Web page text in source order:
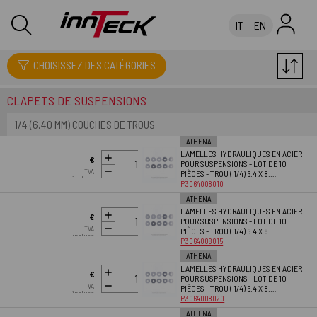
IT EN
SUSPENSIONS
CHOISISSEZ DES CATÉGORIES
CLAPETS DE SUSPENSIONS
1/4 (6,40 MM) COUCHES DE TROUS
ATHENA
LAMELLES HYDRAULIQUES EN ACIER
POUR SUSPENSIONS - LOT DE 10
PIÈCES - TROU ( 1/4) 6.4 X 8.…
P3064008010
€
26.18
TVA
incluse
AJOUTER
AU PANIER
ATHENA
LAMELLES HYDRAULIQUES EN ACIER
POUR SUSPENSIONS - LOT DE 10
PIÈCES - TROU ( 1/4) 6.4 X 8.…
P3064008015
€
26.18
TVA
incluse
AJOUTER
AU PANIER
ATHENA
LAMELLES HYDRAULIQUES EN ACIER
POUR SUSPENSIONS - LOT DE 10
PIÈCES - TROU ( 1/4) 6.4 X 8.…
P3064008020
€
26.18
TVA
incluse
AJOUTER
AU PANIER
ATHENA